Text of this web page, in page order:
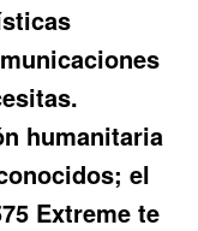
humanitaria
el
Extreme te